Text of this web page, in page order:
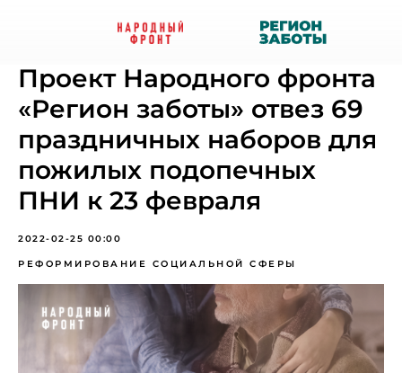
Проект Народного фронта
«Регион заботы» отвез 69
праздничных наборов для
пожилых подопечных
ПНИ к 23 февраля
2022-02-25 00:00
РЕФОРМИРОВАНИЕ СОЦИАЛЬНОЙ СФЕРЫ